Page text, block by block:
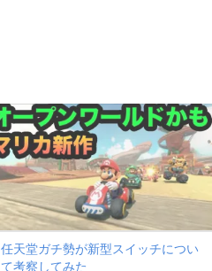
任天堂ガチ勢が新型スイッチについ
て考察してみた